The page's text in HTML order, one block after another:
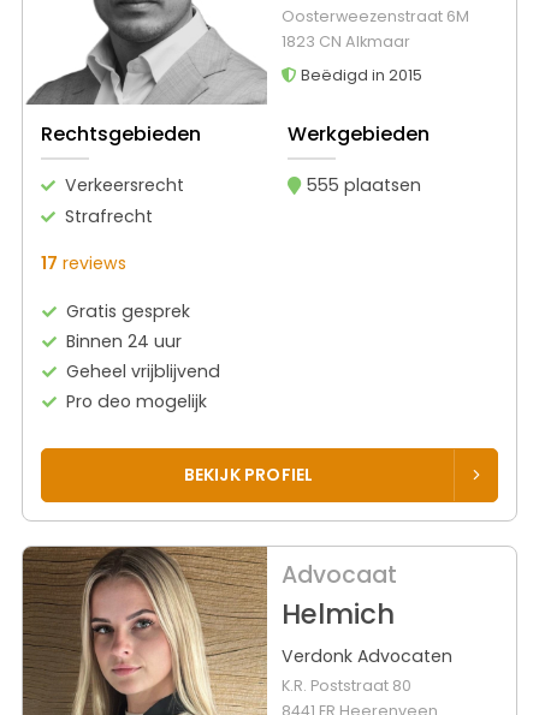
Oosterweezenstraat 6M
1823 CN Alkmaar
Beëdigd in 2015
Rechtsgebieden
Verkeersrecht
Strafrecht
Werkgebieden
555 plaatsen
17 reviews
Gratis gesprek
Binnen 24 uur
Geheel vrijblijvend
Pro deo mogelijk
BEKIJK PROFIEL
Advocaat
Helmich
Verdonk Advocaten
K.R. Poststraat 80
8441 ER Heerenveen